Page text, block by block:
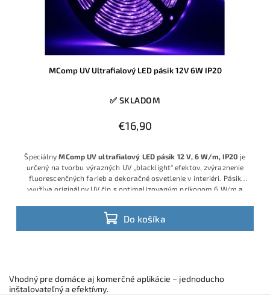
MComp UV Ultrafialový LED pásik 12V 6W IP20
✅ SKLADOM
€16,90
Do košíka
ŠpeciálnyMComp UV ultrafialový LED pásik 12 V, 6 W/m, IP20 je
určený na tvorbu výrazných UV „blacklight“ efektov, zvýraznenie
fluorescenčných farieb a dekoračné osvetlenie v interiéri. Pásik
využíva originálny UV čip s optimalizovaným príkonom 6 W/m a
spoľahlivý UV výkon pri nízkej spotrebe energie.
Vhodný pre domáce aj komerčné aplikácie – jednoducho
inštalovateľný a efektívny.